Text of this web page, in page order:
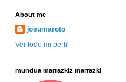
About me
josumaroto
Ver todo mi perfil
mundua marrazkiz marrazki